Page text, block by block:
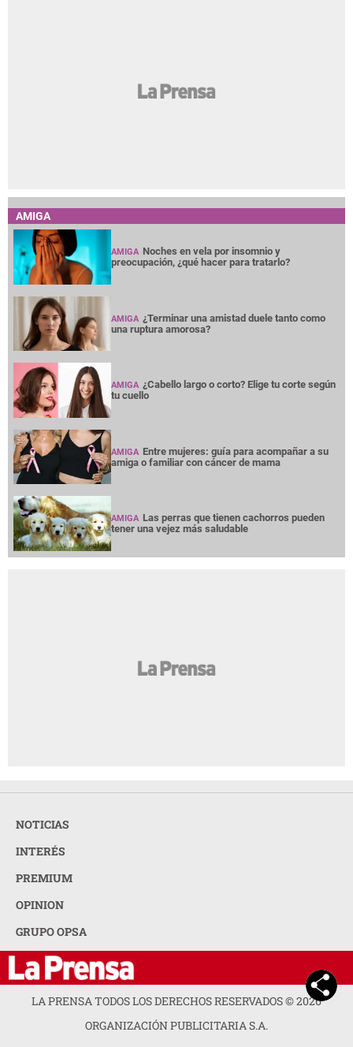
AMIGA
AMIGA Noches en vela por insomnio y
preocupación, ¿qué hacer para tratarlo?
AMIGA ¿Terminar una amistad duele tanto como
una ruptura amorosa?
AMIGA ¿Cabello largo o corto? Elige tu corte según
tu cuello
AMIGA Entre mujeres: guía para acompañar a su
amiga o familiar con cáncer de mama
AMIGA Las perras que tienen cachorros pueden
tener una vejez más saludable
NOTICIAS
INTERÉS
PREMIUM
OPINION
GRUPO OPSA
LA PRENSA TODOS LOS DERECHOS RESERVADOS ©2026
ORGANIZACIÓN PUBLICITARIA S.A.